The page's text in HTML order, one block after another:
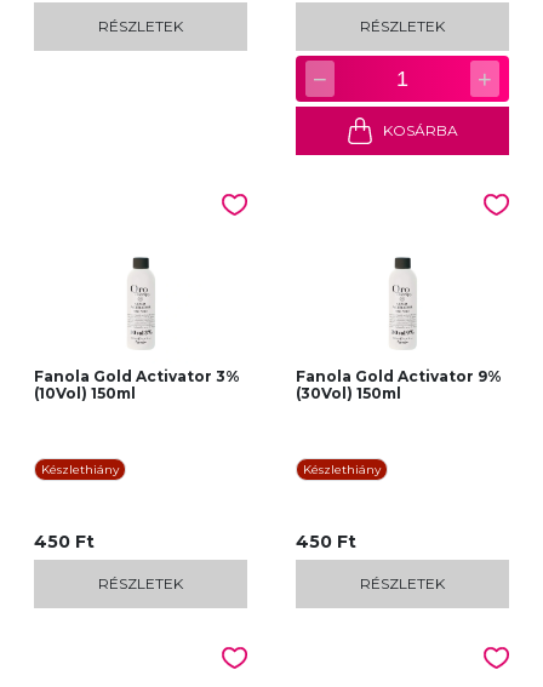
RÉSZLETEK RÉSZLETEK
− 1 +
KOSÁRBA
Fanola Gold Activator 3%
(10Vol) 150ml
Készlethiány
450 Ft
RÉSZLETEK
Fanola Gold Activator 9%
(30Vol) 150ml
Készlethiány
450 Ft
RÉSZLETEK